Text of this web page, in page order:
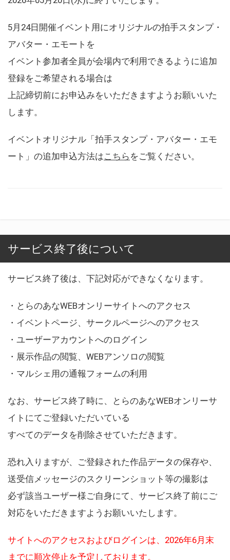
5月24日開催イベント用にオリジナルの拍手スタンプ・
アバター・エモートを
イベント参加者全員が会場内で利用できるように追加
登録をご希望される場合は
上記締切前にお申込みをいただきますようお願いいた
します。
イベントオリジナル「拍手スタンプ・アバター・エモ
ート」の追加申込方法はこちら をご覧ください。
サービス終了後について
サービス終了後は、下記対応ができなくなります。
・とらのあなWEBオンリーサイトへのアクセス
・イベントページ、サークルページへのアクセス
・ユーザーアカウントへのログイン
・展示作品の閲覧、WEBアンソロの閲覧
・マルシェ用の通報フォームの利用
なお、サービス終了時に、とらのあなWEBオンリーサ
イトにてご登録いただいている
すべてのデータを削除させていただきます。
恐れ入りますが、ご登録された作品データの保存や、
送受信メッセージのスクリーンショット等の撮影は
必ず該当ユーザー様ご自身にて、サービス終了前にご
対応をいただきますようお願いいたします。
サイトへのアクセスおよびログインは、2026年6月末
までに順次停止を予定しております。